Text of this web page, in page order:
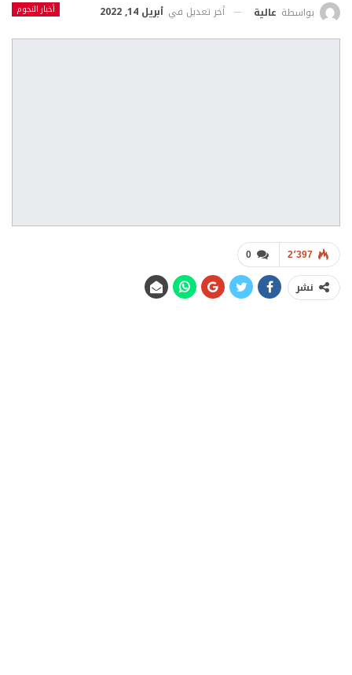
أخبار النجوم بواسطة عالية أخر تعديل في أبريل 14, 2022
0 2٬397
نشر